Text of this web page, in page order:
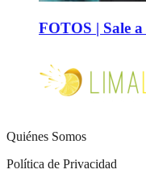
FOTOS | Sale
Quiénes Somos
Política de Privacidad